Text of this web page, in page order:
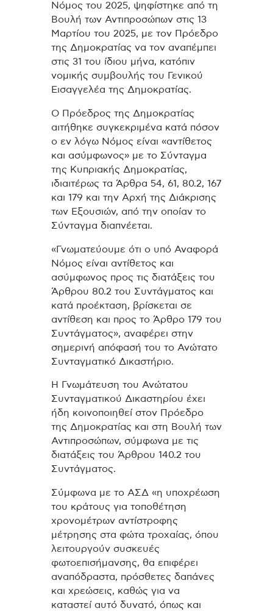
Νόμος του 2025, ψηφίστηκε από τη
Βουλή των Αντιπροσώπων στις 13
Μαρτίου του 2025, με τον Πρόεδρο
της Δημοκρατίας να τον αναπέμπει
στις 31 του ίδιου μήνα, κατόπιν
νομικής συμβουλής του Γενικού
Εισαγγελέα της Δημοκρατίας.
Ο Πρόεδρος της Δημοκρατίας
αιτήθηκε συγκεκριμένα κατά πόσον
ο εν λόγω Νόμος είναι «αντίθετος
και ασύμφωνος» με το Σύνταγμα
της Κυπριακής Δημοκρατίας,
ιδιαιτέρως τα Άρθρα 54, 61, 80.2, 167
και 179 και την Αρχή της Διάκρισης
των Εξουσιών, από την οποίαν το
Σύνταγμα διαπνέεται.
«Γνωματεύουμε ότι ο υπό Αναφορά
Νόμος είναι αντίθετος και
ασύμφωνος προς τις διατάξεις του
Άρθρου 80.2 του Συντάγματος και
κατά προέκταση, βρίσκεται σε
αντίθεση και προς το Άρθρο 179 του
Συντάγματος», αναφέρει στην
σημερινή απόφασή του το Ανώτατο
Συνταγματικό Δικαστήριο.
Η Γνωμάτευση του Ανώτατου
Συνταγματικού Δικαστηρίου έχει
ήδη κοινοποιηθεί στον Πρόεδρο
της Δημοκρατίας και στη Βουλή των
Αντιπροσώπων, σύμφωνα με τις
διατάξεις του Άρθρου 140.2 του
Συντάγματος.
Σύμφωνα με το ΑΣΔ «η υποχρέωση
του κράτους για τοποθέτηση
χρονομέτρων αντίστροφης
μέτρησης στα φώτα τροχαίας, όπου
λειτουργούν συσκευές
φωτοεπισήμανσης, θα επιφέρει
αναπόδραστα, πρόσθετες δαπάνες
και χρεώσεις, καθώς για να
καταστεί αυτό δυνατό, όπως και